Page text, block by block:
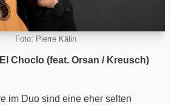
Foto: Pierre Kälin
Choclo (feat. Orsan / Kreusch)
im Duo sind eine eher selten